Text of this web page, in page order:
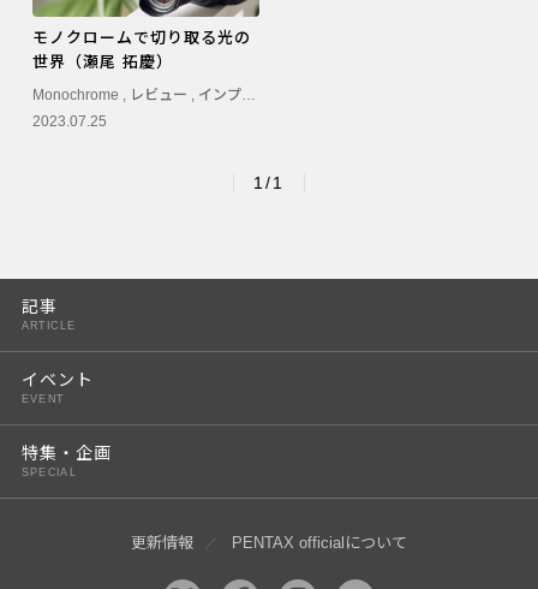
PENTAX Qシリーズ
PENTAX K-1 Mark II
モノクロームで切り取る光の
世界（瀬尾 拓慶）
Monochrome , レビュー , インプレッション
2023.07.25
1/1
記事
ARTICLE
イベント
EVENT
特集・企画
SPECIAL
更新情報 PENTAX officialについて